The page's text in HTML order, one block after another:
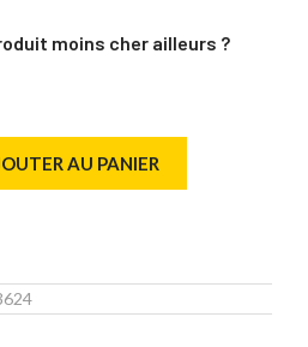
moins cher ailleurs ?
AU PANIER